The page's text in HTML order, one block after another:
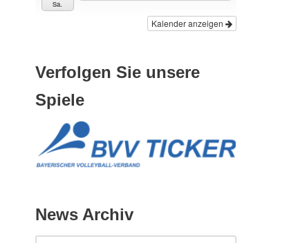
Sa.
Kalender anzeigen
Verfolgen Sie unsere
Spiele
News Archiv